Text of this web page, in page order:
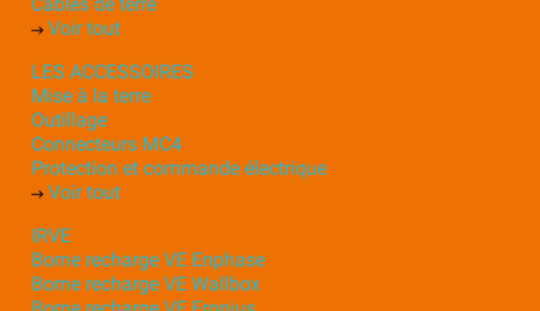
Voir tout
LES ACCESSOIRES
Mise à la terre
Outillage
Connecteurs MC4
Protection et commande électrique
Voir tout
IRVE
Borne recharge VE Enphase
Borne recharge VE Wallbox